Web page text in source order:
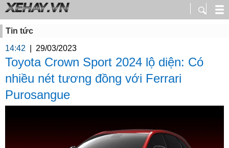
Tin tức
14:42
29/03/2023
Toyota Crown Sport 2024 lộ diện: Có
nhiều nét tương đồng với Ferrari
Purosangue